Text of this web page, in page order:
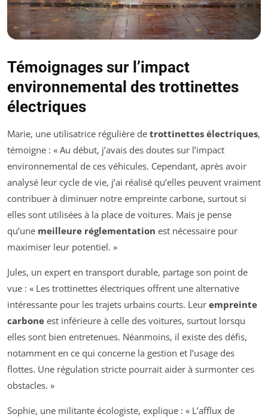
Témoignages sur l’impact
environnemental des trottinettes
électriques
Marie, une utilisatrice régulière de trottinettes électriques,
témoigne : « Au début, j’avais des doutes sur l’impact
environnemental de ces véhicules. Cependant, après avoir
analysé leur cycle de vie, j’ai réalisé qu’elles peuvent vraiment
contribuer à diminuer notre empreinte carbone, surtout si
elles sont utilisées à la place de voitures. Mais je pense
qu’une meilleure réglementation est nécessaire pour
maximiser leur potentiel. »
Jules, un expert en transport durable, partage son point de
vue : « Les trottinettes électriques offrent une alternative
intéressante pour les trajets urbains courts. Leur empreinte
carbone est inférieure à celle des voitures, surtout lorsqu
elles sont bien entretenues. Néanmoins, il existe des défis,
notamment en ce qui concerne la gestion et l’usage des
flottes. Une régulation stricte pourrait aider à surmonter ces
obstacles. »
Sophie, une militante écologiste, explique : « L’afflux de